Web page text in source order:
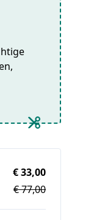
€ 33,00
€ 77,00